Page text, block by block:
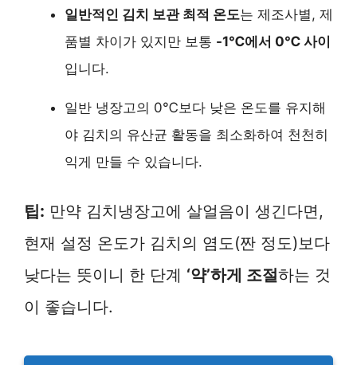
일반적인 김치 보관 최적 온도는 제조사별, 제
품별 차이가 있지만 보통 -1℃에서 0℃ 사이
입니다.
일반 냉장고의 0℃보다 낮은 온도를 유지해
야 김치의 유산균 활동을 최소화하여 천천히
익게 만들 수 있습니다.
팁: 만약 김치냉장고에 살얼음이 생긴다면,
현재 설정 온도가 김치의 염도(짠 정도)보다
낮다는 뜻이니 한 단계 ‘약’하게 조절하는 것
이 좋습니다.